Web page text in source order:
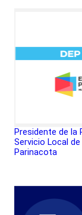
Presidente de la
Servicio Local
Parinacota